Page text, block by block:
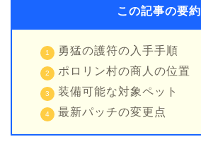
この記事の要約
勇猛の護符の入手手順
ポロリン村の商人の位置
装備可能な対象ペット
最新パッチの変更点